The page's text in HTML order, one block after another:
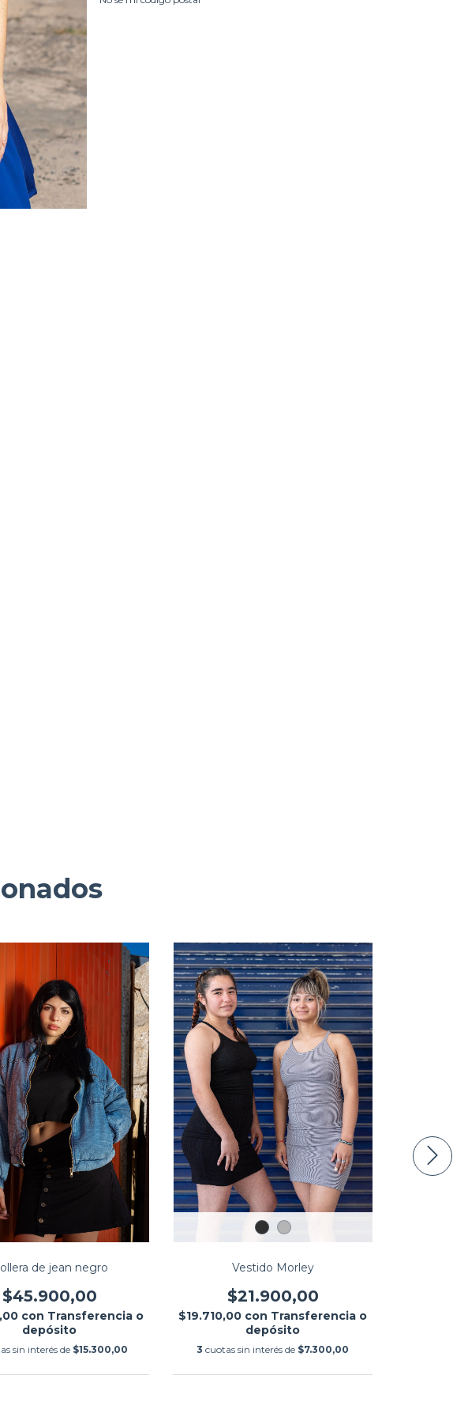
de jean negro
$45.900,00
con Transferencia o
depósito
sin interés de $15.300,00
Vestido Morley
$21.900,00
$19.710,00 con Transferencia o
depósito
3 cuotas sin interés de $7.300,00